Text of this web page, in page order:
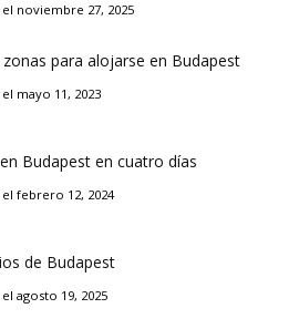
noviembre 27, 2025
para alojarse en Budapest
mayo 11, 2023
Budapest en cuatro días
febrero 12, 2024
de Budapest
agosto 19, 2025